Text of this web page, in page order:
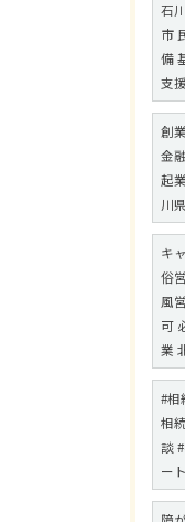
石
市
備
支援
創
金
起
川
キ
俗
風
可
業
#相
相
談
ー